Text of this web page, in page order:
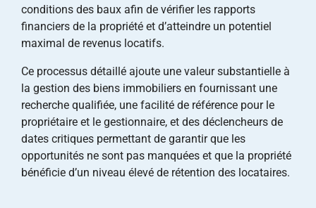
conditions des baux afin de vérifier les rapports
financiers de la propriété et d’atteindre un potentiel
maximal de revenus locatifs.
Ce processus détaillé ajoute une valeur substantielle à
la gestion des biens immobiliers en fournissant une
recherche qualifiée, une facilité de référence pour le
propriétaire et le gestionnaire, et des déclencheurs de
dates critiques permettant de garantir que les
opportunités ne sont pas manquées et que la propriété
bénéficie d’un niveau élevé de rétention des locataires.